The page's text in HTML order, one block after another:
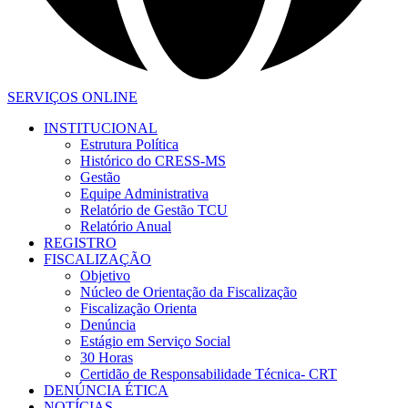
SERVIÇOS ONLINE
INSTITUCIONAL
Estrutura Política
Histórico do CRESS-MS
Gestão
Equipe Administrativa
Relatório de Gestão TCU
Relatório Anual
REGISTRO
FISCALIZAÇÃO
Objetivo
Núcleo de Orientação da Fiscalização
Fiscalização Orienta
Denúncia
Estágio em Serviço Social
30 Horas
Certidão de Responsabilidade Técnica- CRT
DENÚNCIA ÉTICA